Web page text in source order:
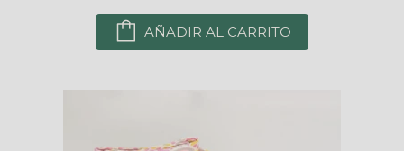
AÑADIR AL CARRITO